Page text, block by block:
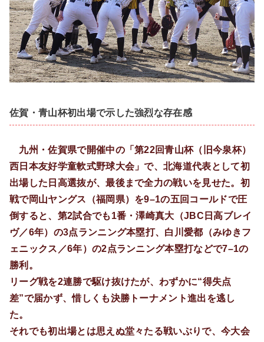
佐賀・青山杯初出場で示した強烈な存在感
九州・佐賀県で開催中の「第22回青山杯（旧今泉杯）
西日本友好学童軟式野球大会」で、北海道代表として初
出場した日高選抜が、最後まで全力の戦いを見せた。初
戦で岡山ヤングス（福岡県）を9–1の五回コールドで圧
倒すると、第2試合でも1番・澤崎真大（JBC日高ブレイ
ヴ／6年）の3点ランニング本塁打、白川愛都（みゆきフ
ェニックス／6年）の2点ランニング本塁打などで7–1の
勝利。
リーグ戦を2連勝で駆け抜けたが、わずかに“得失点
差”で届かず、惜しくも決勝トーナメント進出を逃し
た。
それでも初出場とは思えぬ堂々たる戦いぶりで、今大会